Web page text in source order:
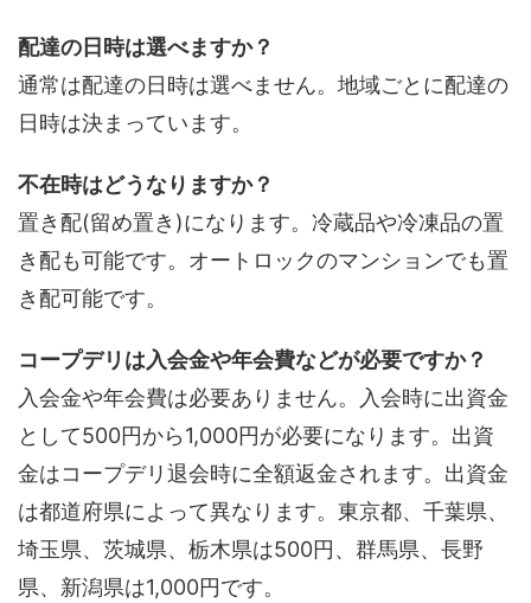
配達の日時は選べますか？
通常は配達の日時は選べません。地域ごとに配達の
日時は決まっています。
不在時はどうなりますか？
置き配(留め置き)になります。冷蔵品や冷凍品の置
き配も可能です。オートロックのマンションでも置
き配可能です。
コープデリは入会金や年会費などが必要ですか？
入会金や年会費は必要ありません。入会時に出資金
として500円から1,000円が必要になります。出資
金はコープデリ退会時に全額返金されます。出資金
は都道府県によって異なります。東京都、千葉県、
埼玉県、茨城県、栃木県は500円、群馬県、長野
県、新潟県は1,000円です。